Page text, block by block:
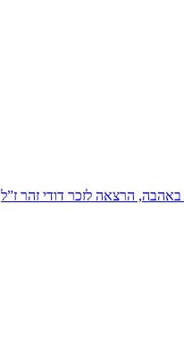
הרצאה לזכר דודי זהר ז”ל